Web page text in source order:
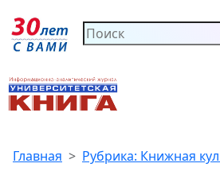
Главная Рубрика: Книжная